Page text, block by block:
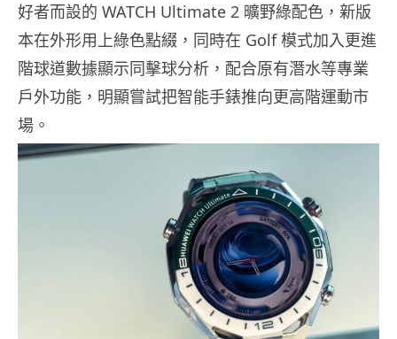
好者而設的 WATCH Ultimate 2 曠野綠配色，新版
本在外形用上綠色點綴，同時在 Golf 模式加入更進
階球道數據顯示同擊球分析，配合原有潛水等專業
戶外功能，明顯嘗試把智能手錶推向更高階運動市
場。